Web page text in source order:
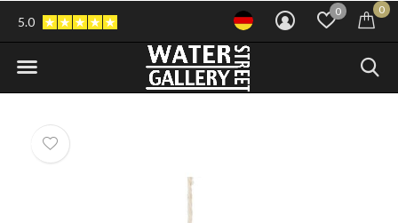
0 0
5.0